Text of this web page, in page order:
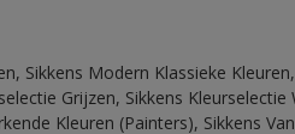
Sikkens Modern Klassieke
Grijzen, Sikkens
Kleuren (Painters), Sikkens